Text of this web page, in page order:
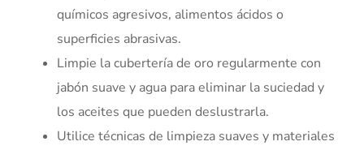
químicos agresivos, alimentos ácidos o
superficies abrasivas.
Limpie la cubertería de oro regularmente con
jabón suave y agua para eliminar la suciedad y
los aceites que pueden deslustrarla.
Utilice técnicas de limpieza suaves y materiales